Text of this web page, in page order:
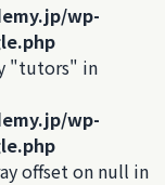
wp-
"tutors" in
wp-
offset on null in